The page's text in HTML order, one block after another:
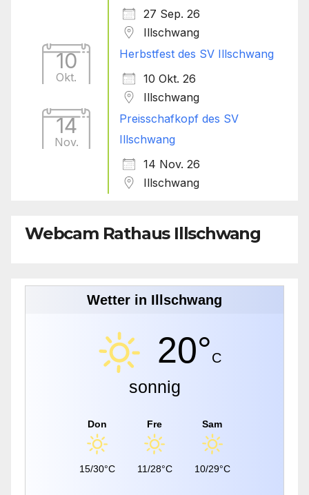
27 Sep. 26
Illschwang
10
Okt.
Herbstfest des SV Illschwang
10 Okt. 26
Illschwang
14
Nov.
Preisschafkopf des SV
Illschwang
14 Nov. 26
Illschwang
Webcam Rathaus Illschwang
Wetter in Illschwang
20°C
sonnig
Don
15/30°C
Fre
11/28°C
Sam
10/29°C